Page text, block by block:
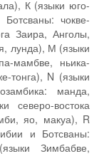
К (языки юго-
чокве-
Заира, Анголы,
лунда), М (языки
мамбве, ньика-
тонга), N (языки
манда,
северо-востока
яо, макуа), R
и Ботсваны:
Зимбабве,